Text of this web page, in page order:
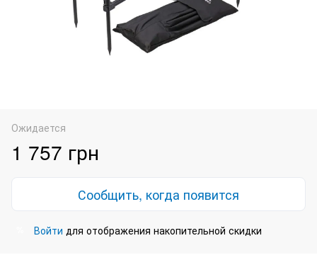
Ожидается
1 757 грн
Сообщить, когда появится
Войти для отображения накопительной скидки